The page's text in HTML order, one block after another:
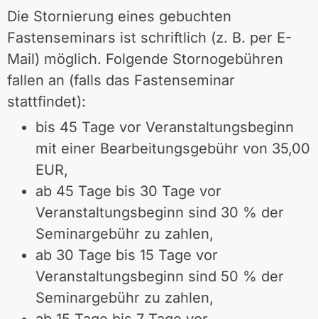
Die Stornierung eines gebuchten
Fastenseminars ist schriftlich (z. B. per E-
Mail) möglich. Folgende Stornogebühren
fallen an (falls das Fastenseminar
stattfindet):
bis 45 Tage vor Veranstaltungsbeginn
mit einer Bearbeitungsgebühr von 35,00
EUR,
ab 45 Tage bis 30 Tage vor
Veranstaltungsbeginn sind 30 % der
Seminargebühr zu zahlen,
ab 30 Tage bis 15 Tage vor
Veranstaltungsbeginn sind 50 % der
Seminargebühr zu zahlen,